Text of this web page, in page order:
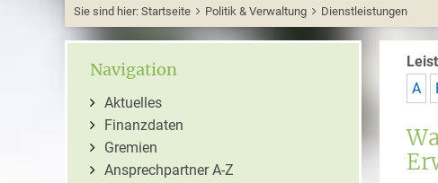
Sie sind hier: Startseite Politik & Verwaltung Dienstleistungen
Navigation
Aktuelles
Finanzdaten
Gremien
Ansprechpartner A-Z
A